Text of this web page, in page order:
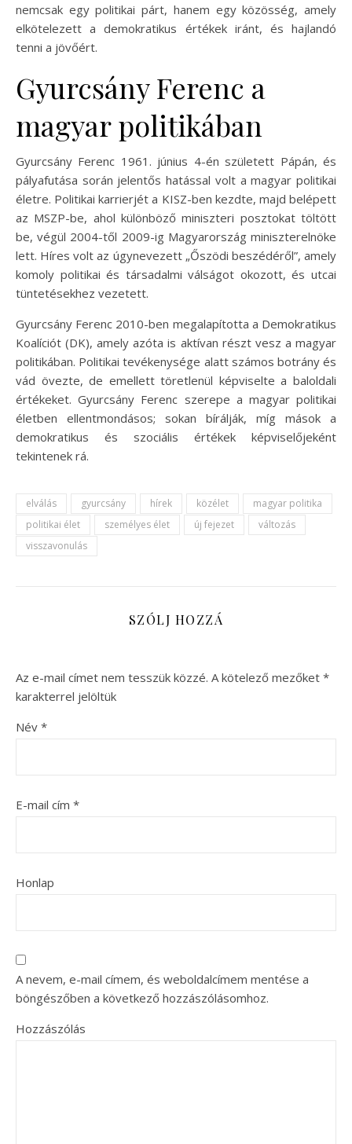
nemcsak egy politikai párt, hanem egy közösség, amely
elkötelezett a demokratikus értékek iránt, és hajlandó
tenni a jövőért.
Gyurcsány Ferenc a
magyar politikában
Gyurcsány Ferenc 1961. június 4-én született Pápán, és
pályafutása során jelentős hatással volt a magyar politikai
életre. Politikai karrierjét a KISZ-ben kezdte, majd belépett
az MSZP-be, ahol különböző miniszteri posztokat töltött
be, végül 2004-től 2009-ig Magyarország miniszterelnöke
lett. Híres volt az úgynevezett „Őszödi beszédéről”, amely
komoly politikai és társadalmi válságot okozott, és utcai
tüntetésekhez vezetett.
Gyurcsány Ferenc 2010-ben megalapította a Demokratikus
Koalíciót (DK), amely azóta is aktívan részt vesz a magyar
politikában. Politikai tevékenysége alatt számos botrány és
vád övezte, de emellett töretlenül képviselte a baloldali
értékeket. Gyurcsány Ferenc szerepe a magyar politikai
életben ellentmondásos; sokan bírálják, míg mások a
demokratikus és szociális értékek képviselőjeként
tekintenek rá.
elválás gyurcsány hírek közélet
magyar politika
politikai élet
személyes élet új fejezet
változás
visszavonulás
SZÓLJ HOZZÁ
Az e-mail címet nem tesszük közzé. A kötelező mezőket *
karakterrel jelöltük
Név *
E-mail cím *
Honlap
A nevem, e-mail címem, és weboldalcímem mentése a
böngészőben a következő hozzászólásomhoz.
Hozzászólás